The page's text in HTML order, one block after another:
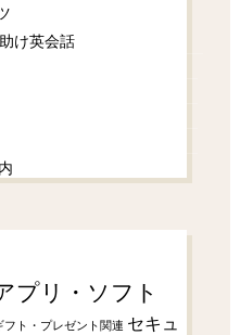
け英会話
プリ・ソフト
フト・プレゼント関連 セキュ